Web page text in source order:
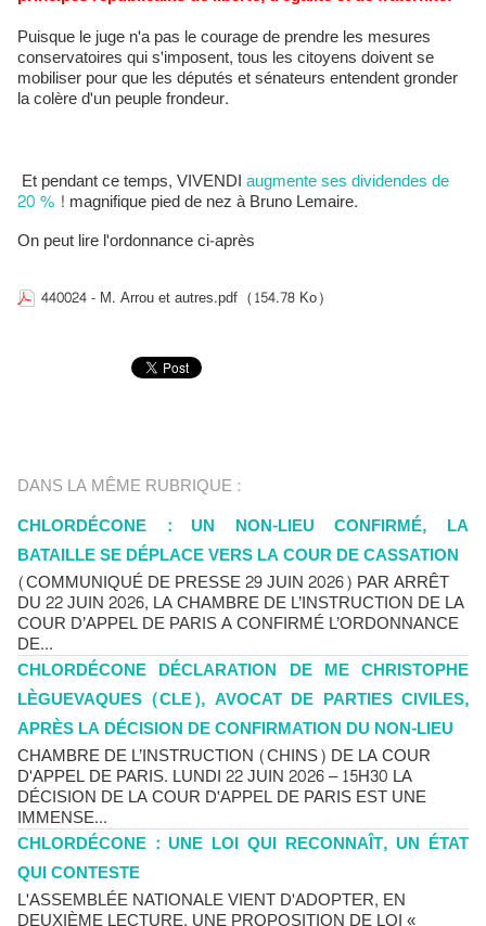
Puisque le juge n'a pas le courage de prendre les mesures
conservatoires qui s'imposent, tous les citoyens doivent se
mobiliser pour que les députés et sénateurs entendent gronder
la colère d'un peuple frondeur.
Et pendant ce temps, VIVENDIaugmente ses dividendes de
20 % ! magnifique pied de nez à Bruno Lemaire.
On peut lire l'ordonnance ci-après
440024 - M. Arrou et autres.pdf (154.78 Ko)
DANS LA MÊME RUBRIQUE :
CHLORDÉCONE : UN NON-LIEU CONFIRMÉ, LA
BATAILLE SE DÉPLACE VERS LA COUR DE CASSATION
(COMMUNIQUÉ DE PRESSE 29 JUIN 2026) PAR ARRÊT
DU 22 JUIN 2026, LA CHAMBRE DE L’INSTRUCTION DE LA
COUR D’APPEL DE PARIS A CONFIRMÉ L’ORDONNANCE
DE...
CHLORDÉCONE DÉCLARATION DE ME CHRISTOPHE
LÈGUEVAQUES (CLE), AVOCAT DE PARTIES CIVILES,
APRÈS LA DÉCISION DE CONFIRMATION DU NON-LIEU
CHAMBRE DE L’INSTRUCTION (CHINS) DE LA COUR
D'APPEL DE PARIS. LUNDI 22 JUIN 2026 – 15H30 LA
DÉCISION DE LA COUR D'APPEL DE PARIS EST UNE
IMMENSE...
CHLORDÉCONE : UNE LOI QUI RECONNAÎT, UN ÉTAT
QUI CONTESTE
L'ASSEMBLÉE NATIONALE VIENT D'ADOPTER, EN